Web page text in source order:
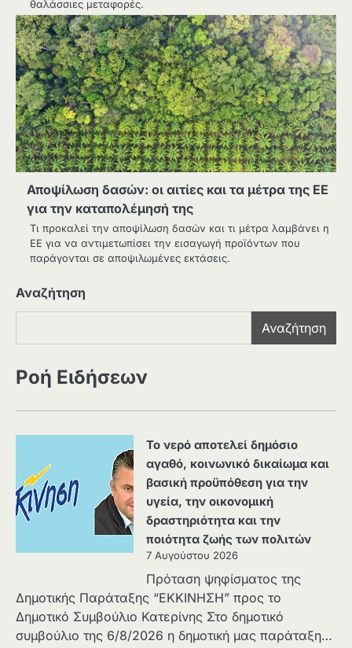
θαλάσσιες μεταφορές.
Αποψίλωση δασών: οι αιτίες και τα μέτρα της ΕΕ
για την καταπολέμησή της
Τι προκαλεί την αποψίλωση δασών και τι μέτρα λαμβάνει η
ΕΕ για να αντιμετωπίσει την εισαγωγή προϊόντων που
παράγονται σε αποψιλωμένες εκτάσεις.
Αναζήτηση
Αναζήτηση
Ροή Ειδήσεων
Το νερό αποτελεί δημόσιο
αγαθό, κοινωνικό δικαίωμα και
βασική προϋπόθεση για την
υγεία, την οικονομική
δραστηριότητα και την
ποιότητα ζωής των πολιτών
7 Αυγούστου 2026
Πρόταση ψηφίσματος της
Δημοτικής Παράταξης “ΕΚΚΙΝΗΣΗ” προς το
Δημοτικό Συμβούλιο Κατερίνης Στο δημοτικό
συμβούλιο της 6/8/2026 η δημοτική μας παράταξη…